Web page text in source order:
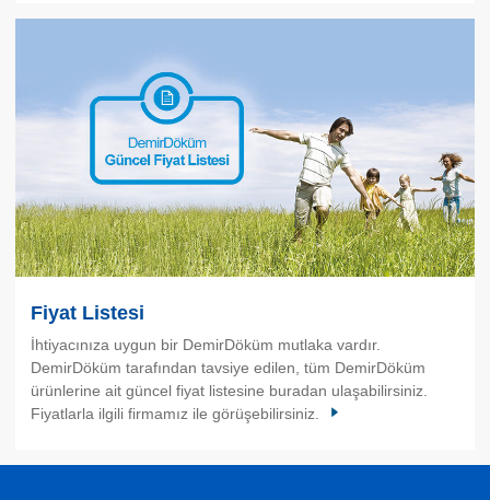
Fiyat Listesi
İhtiyacınıza uygun bir DemirDöküm mutlaka vardır.
DemirDöküm tarafından tavsiye edilen, tüm DemirDöküm
ürünlerine ait güncel fiyat listesine buradan ulaşabilirsiniz.
Fiyatlarla ilgili firmamız ile görüşebilirsiniz.